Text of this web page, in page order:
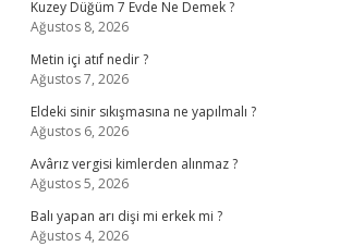
Kuzey Düğüm 7 Evde Ne Demek ?
Ağustos 8, 2026
Metin içi atıf nedir ?
Ağustos 7, 2026
Eldeki sinir sıkışmasına ne yapılmalı ?
Ağustos 6, 2026
Avârız vergisi kimlerden alınmaz ?
Ağustos 5, 2026
Balı yapan arı dişi mi erkek mi ?
Ağustos 4, 2026